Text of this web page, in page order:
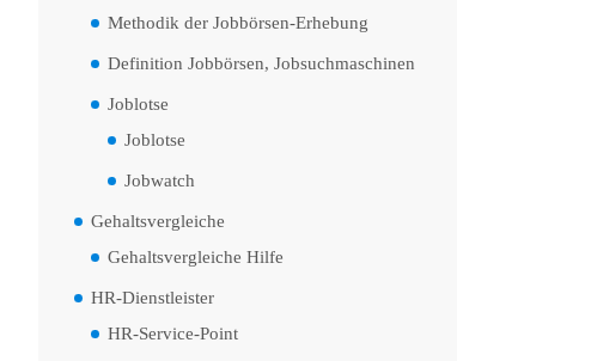
Methodik der Jobbörsen-Erhebung
Definition Jobbörsen, Jobsuchmaschinen
Joblotse
Joblotse
Jobwatch
Gehaltsvergleiche
Gehaltsvergleiche Hilfe
HR-Dienstleister
HR-Service-Point